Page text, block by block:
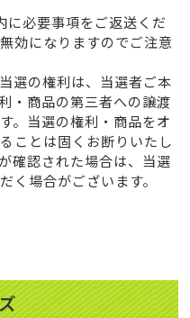
必要事項をご返送くだ
効になりますのでご注意
選の権利は、当選者ご本
・商品の第三者への譲渡
。当選の権利・商品をオ
ことは固くお断りいたし
確認された場合は、当選
く場合がございます。